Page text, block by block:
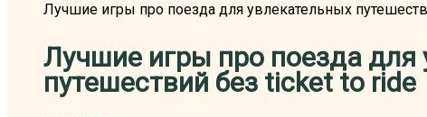
Лучшие игры про поезда для увлекательных
Лучшие игры про поезда для
путешествий без ticket to ride